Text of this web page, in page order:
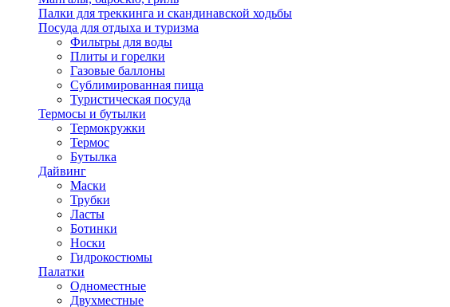
Палки для треккинга и скандинавской ходьбы
Посуда для отдыха и туризма
Фильтры для воды
Плиты и горелки
Газовые баллоны
Сублимированная пища
Туристическая посуда
Термосы и бутылки
Термокружки
Термос
Бутылка
Дайвинг
Маски
Трубки
Ласты
Ботинки
Носки
Гидрокостюмы
Палатки
Одноместные
Двухместные